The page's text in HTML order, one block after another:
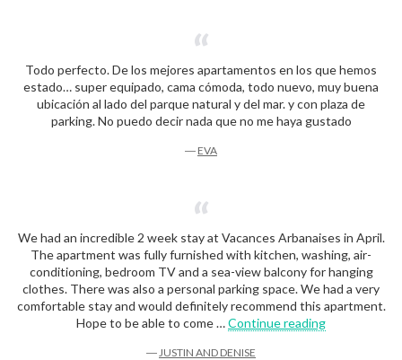
Todo perfecto. De los mejores apartamentos en los que hemos
estado… super equipado, cama cómoda, todo nuevo, muy buena
ubicación al lado del parque natural y del mar. y con plaza de
parking. No puedo decir nada que no me haya gustado
― EVA
We had an incredible 2 week stay at Vacances Arbanaises in April.
The apartment was fully furnished with kitchen, washing, air-
conditioning, bedroom TV and a sea-view balcony for hanging
clothes. There was also a personal parking space. We had a very
comfortable stay and would definitely recommend this apartment.
Hope to be able to come …Continue reading“Justin and
― JUSTIN AND DENISE